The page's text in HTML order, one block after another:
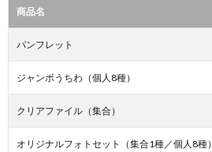
商品名
パンフレット
ジャンボうちわ（個人8種）
クリアファイル（集合）
オリジナルフォトセット（集合1種／個人8種）